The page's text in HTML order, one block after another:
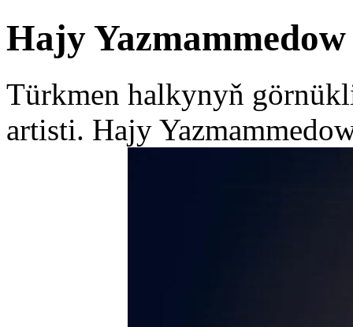
Hajy Yazmammedow
Türkmen halkynyň
artisti. Hajy